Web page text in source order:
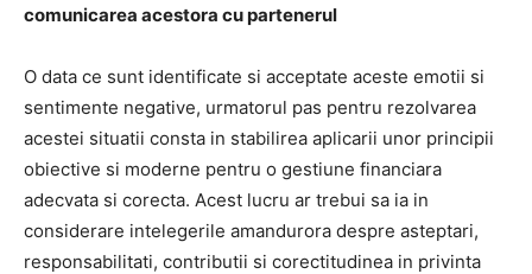
comunicarea acestora cu partenerul
O data ce sunt identificate si acceptate aceste emotii si
sentimente negative, urmatorul pas pentru rezolvarea
acestei situatii consta in stabilirea aplicarii unor principii
obiective si moderne pentru o gestiune financiara
adecvata si corecta. Acest lucru ar trebui sa ia in
considerare intelegerile amandurora despre asteptari,
responsabilitati, contributii si corectitudinea in privinta